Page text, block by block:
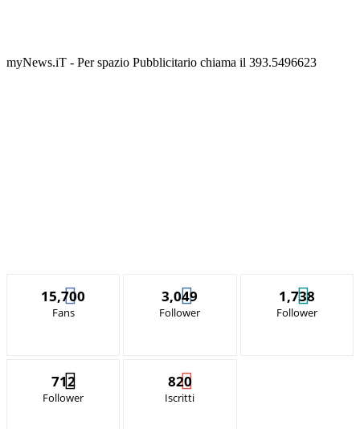
myNews.iT - Per spazio Pubblicitario chiama il 393.5496623
15,700
Fans
3,049
Follower
1,738
Follower
712
Follower
820
Iscritti